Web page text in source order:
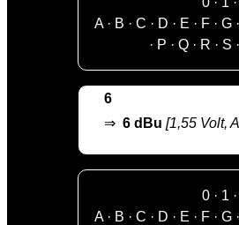
A· B ·C · D · E · F ·G ·
· P · Q· R · S ·
6
⇒ 6 dBu [1,55 Volt,
0· 1 ·
A· B ·C · D · E · F ·G ·